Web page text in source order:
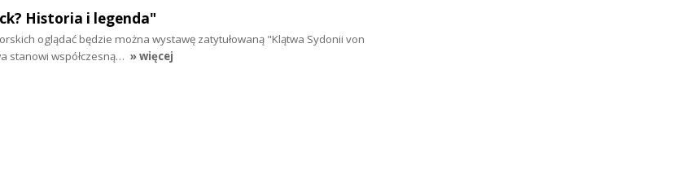
Historia i legenda"
oglądać będzie można wystawę zatytułowaną "Klątwa Sydonii von
stanowi współczesną… » więcej